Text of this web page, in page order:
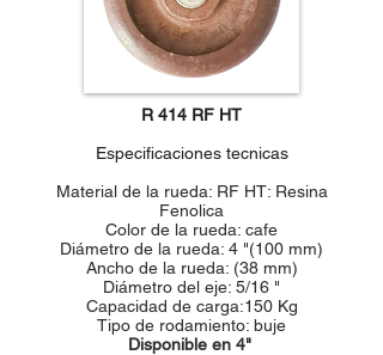
R 414 RF HT
Especificaciones tecnicas
Material de la rueda: RF HT: Resina
Fenolica
Color de la rueda: cafe
Diámetro de la rueda: 4 "(100 mm)
Ancho de la rueda: (38 mm)
Diámetro del eje: 5/16 "
Capacidad de carga:150 Kg
Tipo de rodamiento: buje
Disponible en 4"